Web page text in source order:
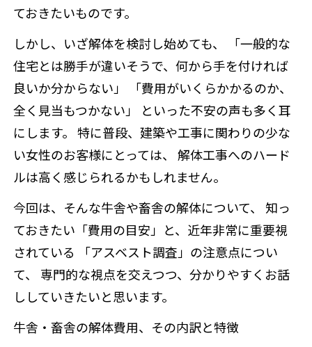
ておきたいものです。
しかし、いざ解体を検討し始めても、 「一般的な
住宅とは勝手が違いそうで、何から手を付ければ
良いか分からない」 「費用がいくらかかるのか、
全く見当もつかない」 といった不安の声も多く耳
にします。 特に普段、建築や工事に関わりの少な
い女性のお客様にとっては、 解体工事へのハード
ルは高く感じられるかもしれません。
今回は、そんな牛舎や畜舎の解体について、 知っ
ておきたい「費用の目安」と、近年非常に重要視
されている 「アスベスト調査」の注意点につい
て、 専門的な視点を交えつつ、分かりやすくお話
ししていきたいと思います。
牛舎・畜舎の解体費用、その内訳と特徴